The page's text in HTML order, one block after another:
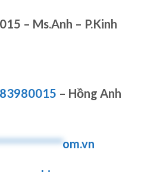
– Ms.Anh – P.Kinh
– Hồng Anh
om.vn